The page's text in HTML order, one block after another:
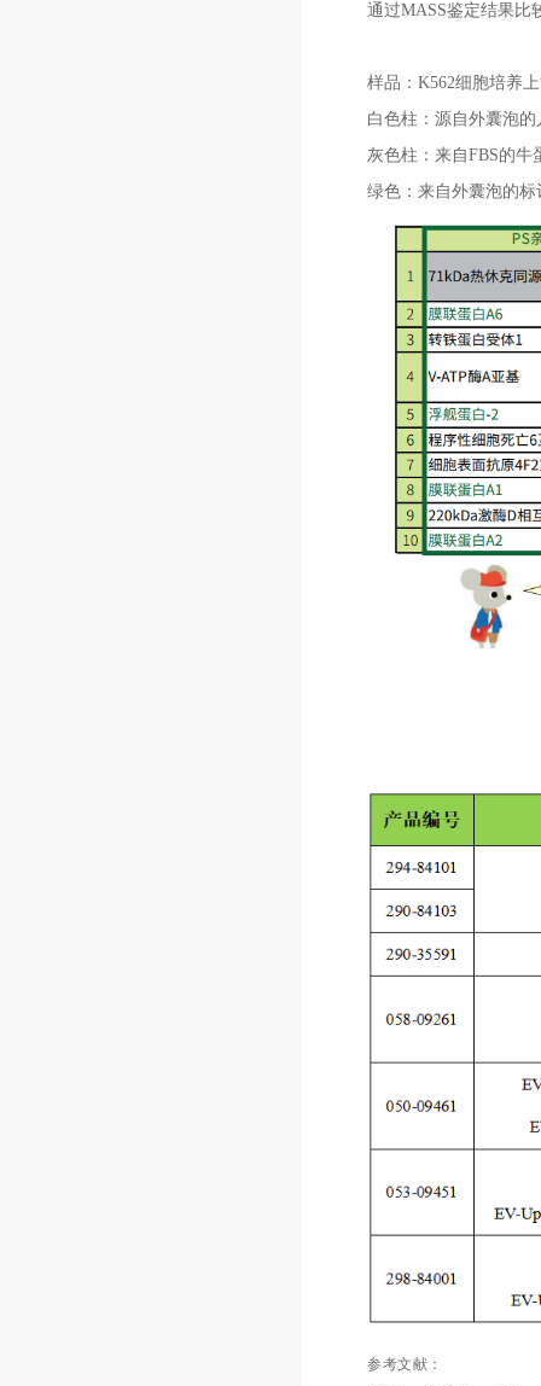
通过MASS鉴定结果比
样品：K562细胞培养
白色柱：源自外囊泡
灰色柱：来自FBS的
绿色：来自外囊泡的标
参考文献：